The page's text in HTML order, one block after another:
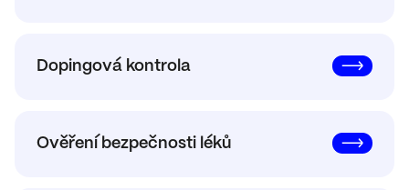
Dopingová kontrola
Ověření bezpečnosti léků